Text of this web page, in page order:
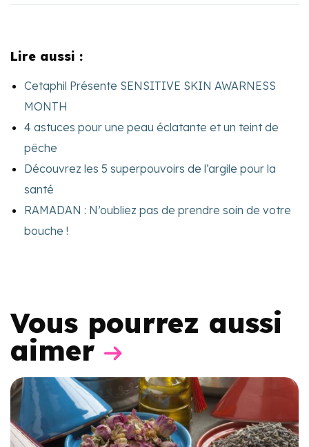
Lire aussi :
Cetaphil Présente SENSITIVE SKIN AWARNESS
MONTH
4 astuces pour une peau éclatante et un teint de
pêche
Découvrez les 5 superpouvoirs de l’argile pour la
santé
RAMADAN : N’oubliez pas de prendre soin de votre
bouche !
Vous pourrez aussi
aimer